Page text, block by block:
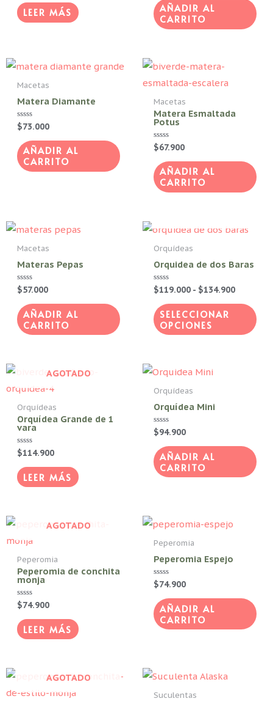
de
5 LEER MÁS
de
5
AÑADIR AL
CARRITO
Macetas
Matera Diamante
Valorado
con
de
5
$73.000
AÑADIR AL
CARRITO
Macetas
Matera Esmaltada
Potus
Valorado
con
de
5
$67.900
AÑADIR AL
CARRITO
Macetas
Materas Pepas
Valorado
con
de
5
$57.000
AÑADIR AL
CARRITO
Orquídeas
Orquidea de dos Baras
Valorado
con
de
5
$119.000 - $134.900
de
$119.000
$134.900
SELECCIONAR
OPCIONES
Las
AGOTADO
Orquídeas
Orquídea Grande de 1
vara
Valorado
con
de
5
$114.900
LEER MÁS
Orquídeas
Orquídea Mini
Valorado
con
de
5
$94.900
AÑADIR AL
CARRITO
AGOTADO
Peperomia
Peperomia de conchita
monja
Valorado
con
de
5
$74.900
LEER MÁS
Peperomia
Peperomia Espejo
Valorado
con
de
5
$74.900
AÑADIR AL
CARRITO
AGOTADO
Suculentas